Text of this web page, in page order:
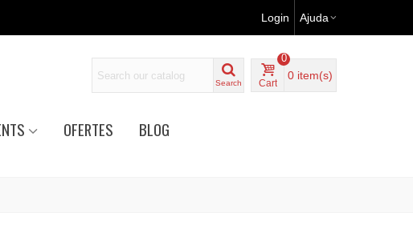
Login Ajuda
Search Cart
0
0 item(s)
OFERTES
BLOG